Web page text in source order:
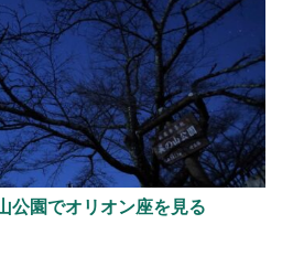
公園でオリオン座を見る